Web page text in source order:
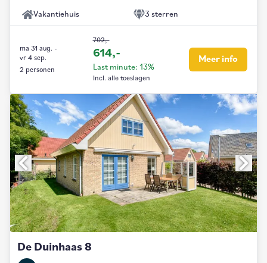
Vakantiehuis 3 sterren
702,-
614,-
Last minute: 13%
Incl. alle toeslagen
ma 31 aug. -
vr 4 sep.
2 personen
Meer info
De Duinhaas 8